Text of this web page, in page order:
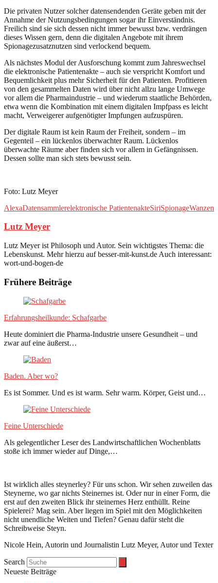
Die privaten Nutzer solcher datensendenden Geräte geben mit der
Annahme der Nutzungsbedingungen sogar ihr Einverständnis.
Freilich sind sie sich dessen nicht immer bewusst bzw. verdrängen
dieses Wissen gern, denn die digitalen Angebote mit ihrem
Spionagezusatznutzen sind verlockend bequem.
Als nächstes Modul der Ausforschung kommt zum Jahreswechsel
die elektronische Patientenakte – auch sie verspricht Komfort und
Bequemlichkeit plus mehr Sicherheit für den Patienten. Profitieren
von den gesammelten Daten wird über nicht allzu lange Umwege
vor allem die Pharmaindustrie – und wiederum staatliche Behörden,
etwa wenn die Kombination mit einem digitalen Impfpass es leicht
macht, Verweigerer aufgenötigter Impfungen aufzuspüren.
Der digitale Raum ist kein Raum der Freiheit, sondern – im
Gegenteil – ein lückenlos überwachter Raum. Lückenlos
überwachte Räume aber finden sich vor allem in Gefängnissen.
Dessen sollte man sich stets bewusst sein.
Foto: Lutz Meyer
AlexaDatensammlerelektronische PatientenakteSiriSpionageWanzen
Lutz Meyer
Lutz Meyer ist Philosoph und Autor. Sein wichtigstes Thema: die
Lebenskunst. Mehr hierzu auf besser-mit-kunst.de Auch interessant:
wort-und-bogen-de
Frühere Beiträge
Erfahrungsheilkunde: Schafgarbe
Heute dominiert die Pharma-Industrie unsere Gesundheit – und
zwar auf eine äußerst…
Baden. Aber wo?
Es ist Sommer. Und es ist warm. Sehr warm. Körper, Geist und…
Feine Unterschiede
Als gelegentlicher Leser des Landwirtschaftlichen Wochenblatts
stoße ich immer wieder auf Dinge,…
Ist wirklich alles steynerley? Für uns schon. Wir sehen zuweilen das
Steynerne, wo gar nichts Steinernes ist. Oder nur in einer Form, die
erst auf den zweiten Blick ihr steinernes Herz enthüllt. Reine
Spielerei? Mag sein. Aber liegen im Spiel mit den Möglichkeiten
nicht unendliche Weiten und Tiefen? Genau dafür steht die
Schreibweise Steyn.
Nicole Hein, Autorin und Journalistin Lutz Meyer, Autor und Texter
Search
Neueste Beiträge